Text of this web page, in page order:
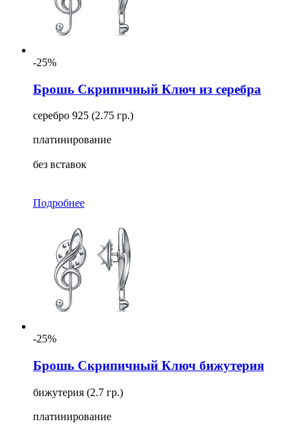
-25%
Брошь Скрипичный Ключ из серебра
серебро 925 (2.75 гр.)
платинирование
без вставок
Подробнее
-25%
Брошь Скрипичный Ключ бижутерия
бижутерия (2.7 гр.)
платинирование